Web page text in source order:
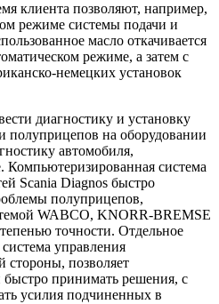
клиента позволяют, например,
режиме системы подачи и
масло откачивается
режиме, а затем с
немецких установок
диагностику и установку
полуприцепов на оборудовании
автомобиля,
Компьютеризированная система
Scania Diagnos быстро
полуприцепов,
WABCO, KNORR-BREMSE
точности. Отдельное
управления
стороны, позволяет
быстро принимать решения, с
усилия подчиненных в